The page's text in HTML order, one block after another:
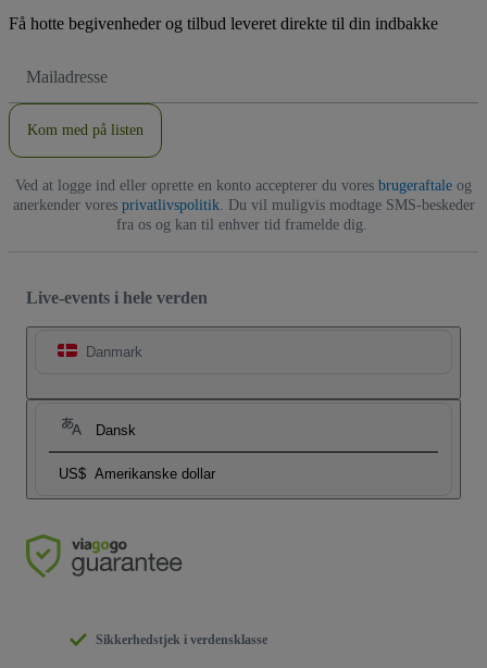
Få hotte begivenheder og tilbud leveret direkte til din indbakke
adresse
Kom med på listen
Ved at logge ind eller oprette en konto accepterer du vores brugeraftale og
anerkender vores privatlivspolitik. Du vil muligvis modtage SMS-beskeder
fra os og kan til enhver tid framelde dig.
Live-events i hele verden
Danmark
Dansk
US$ Amerikanske dollar
Sikkerhedstjek i verdensklasse